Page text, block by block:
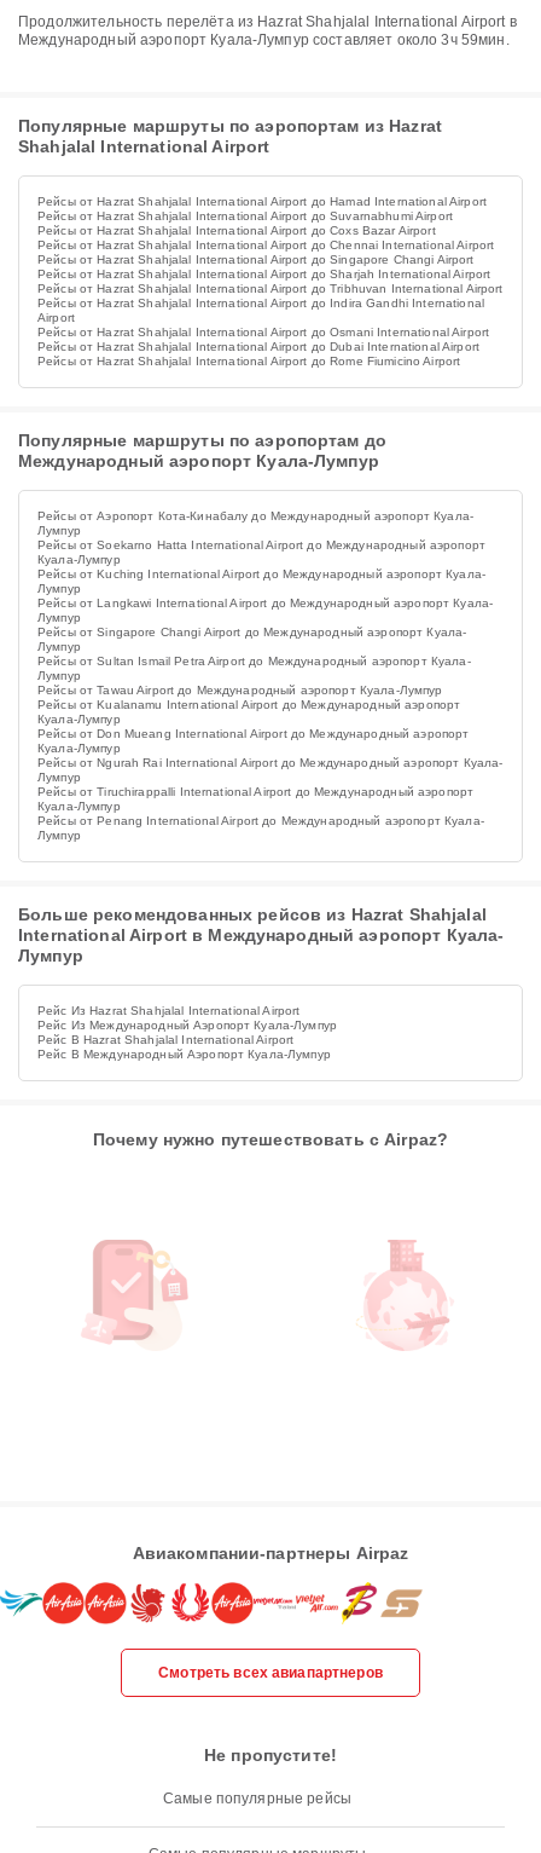
Продолжительность перелёта из Hazrat Shahjalal International Airport в
Международный аэропорт Куала-Лумпур составляет около 3ч 59мин.
Популярные маршруты по аэропортам из Hazrat
Shahjalal International Airport
Рейсы от Hazrat Shahjalal International Airport до Hamad International Airport
Рейсы от Hazrat Shahjalal International Airport до Suvarnabhumi Airport
Рейсы от Hazrat Shahjalal International Airport до Coxs Bazar Airport
Рейсы от Hazrat Shahjalal International Airport до Chennai International Airport
Рейсы от Hazrat Shahjalal International Airport до Singapore Changi Airport
Рейсы от Hazrat Shahjalal International Airport до Sharjah International Airport
Рейсы от Hazrat Shahjalal International Airport до Tribhuvan International Airport
Рейсы от Hazrat Shahjalal International Airport до Indira Gandhi International
Airport
Рейсы от Hazrat Shahjalal International Airport до Osmani International Airport
Рейсы от Hazrat Shahjalal International Airport до Dubai International Airport
Рейсы от Hazrat Shahjalal International Airport до Rome Fiumicino Airport
Популярные маршруты по аэропортам до
Международный аэропорт Куала-Лумпур
Рейсы от Аэропорт Кота-Кинабалу до Международный аэропорт Куала-
Лумпур
Рейсы от Soekarno Hatta International Airport до Международный аэропорт
Куала-Лумпур
Рейсы от Kuching International Airport до Международный аэропорт Куала-
Лумпур
Рейсы от Langkawi International Airport до Международный аэропорт Куала-
Лумпур
Рейсы от Singapore Changi Airport до Международный аэропорт Куала-
Лумпур
Рейсы от Sultan Ismail Petra Airport до Международный аэропорт Куала-
Лумпур
Рейсы от Tawau Airport до Международный аэропорт Куала-Лумпур
Рейсы от Kualanamu International Airport до Международный аэропорт
Куала-Лумпур
Рейсы от Don Mueang International Airport до Международный аэропорт
Куала-Лумпур
Рейсы от Ngurah Rai International Airport до Международный аэропорт Куала-
Лумпур
Рейсы от Tiruchirappalli International Airport до Международный аэропорт
Куала-Лумпур
Рейсы от Penang International Airport до Международный аэропорт Куала-
Лумпур
Больше рекомендованных рейсов из Hazrat Shahjalal
International Airport в Международный аэропорт Куала-
Лумпур
Рейс Из Hazrat Shahjalal International Airport
Рейс Из Международный Аэропорт Куала-Лумпур
Рейс В Hazrat Shahjalal International Airport
Рейс В Международный Аэропорт Куала-Лумпур
Почему нужно путешествовать с Airpaz?
Авиакомпании-партнеры Airpaz
Смотреть всех авиапартнеров
Не пропустите!
Самые популярные рейсы